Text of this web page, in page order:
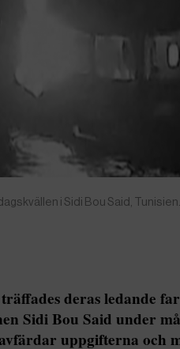
i Sidi Bou Said,
deras ledande
Sidi Bou Said under
uppgifterna och